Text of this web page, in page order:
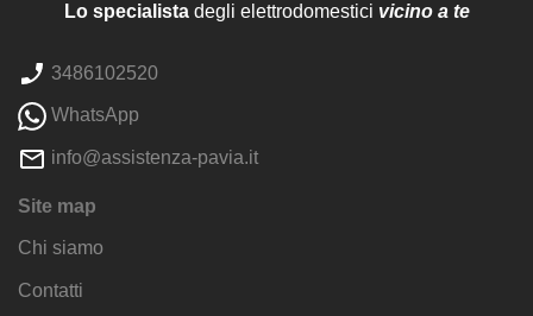
Lo specialistadegli elettrodomestici vicino a te
3486102520
WhatsApp
info@assistenza-pavia.it
Site map
Chi siamo
Contatti